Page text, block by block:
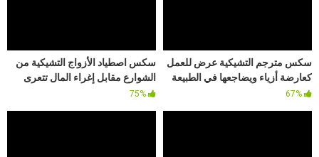
سكس اصطياد الأزواج التشيكية من
الشوارع مقابل إغراء المال تتعرى
زوجته وتضاجع امامه
سكس مترجم التشيكية عرض للعمل
كعارضة أزياء ويضاجعها في الطبيعة
مقابل المال